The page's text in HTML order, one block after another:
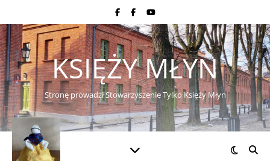
KSIĘŻY MŁYN
Stronę prowadzi Stowarzyszenie Tylko Księży Młyn